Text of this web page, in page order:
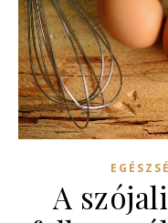
A